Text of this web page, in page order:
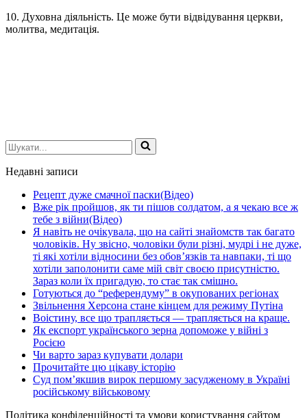
10. Духовна діяльність. Це може бути відвідування церкви,
молитва, медитація.
Шукати...
Недавні записи
Рецепт дуже смачної паски(Відео)
Вже рік пройшов, як ти пішов солдатом, а я чекаю все ж
тебе з війни(Відео)
Я навіть не очікувала, що на сайті знайомств так багато
чоловіків. Ну звісно, чоловіки були різні, мудрі і не дуже,
ті які хотіли відносини без обов’язків та навпаки, ті що
хотіли заполонити саме мій світ своєю присутністю.
Зараз коли їх пригадую, то стає так смішно.
Готуються до “референдуму” в окупованих регіонах
Звільнення Херсона стане кінцем для режиму Путіна
Воістину, все що трапляється — трапляється на краще.
Як експорт українського зерна допоможе у війні з
Росією
Чи варто зараз купувати долари
Прочитайте цю цікаву історію
Суд пом’якшив вирок першому засудженому в Україні
російському військовому
Політика конфіденційності та умови користування сайтом